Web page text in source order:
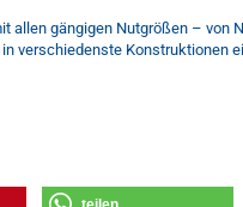
allen gängigen Nutgrößen – von
verschiedenste Konstruktionen